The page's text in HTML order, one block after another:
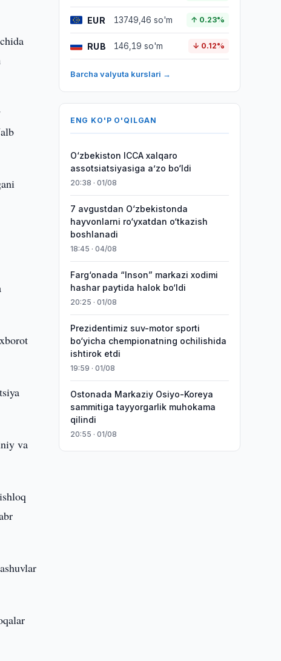
va
EUR 13749,46 so'm ↑ 0.23%
RUB 146,19 so'm ↓ 0.12%
Barcha valyuta kurslari →
ENG KO'P O'QILGAN
O‘zbekiston ICCA xalqaro
assotsiatsiyasiga aʼzo bo‘ldi
20:38 · 01/08
7 avgustdan O‘zbekistonda
hayvonlarni ro‘yxatdan o‘tkazish
boshlanadi
18:45 · 04/08
Farg‘onada “Inson” markazi xodimi
hashar paytida halok bo‘ldi
20:25 · 01/08
Prezidentimiz suv-motor sporti
bo‘yicha chempionatning ochilishida
ishtirok etdi
19:59 · 01/08
Ostonada Markaziy Osiyo-Koreya
sammitiga tayyorgarlik muhokama
qilindi
20:55 · 01/08